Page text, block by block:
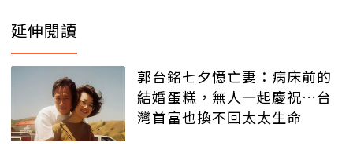
延伸閱讀
郭台銘七夕憶亡妻：病床前的
結婚蛋糕，無人一起慶祝…台
灣首富也換不回太太生命